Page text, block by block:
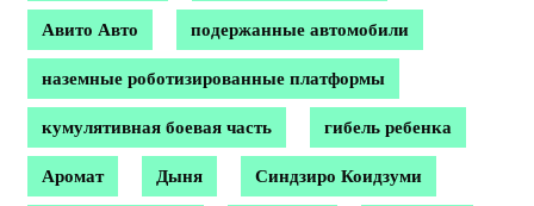
Авито Авто подержанные автомобили
наземные роботизированные платформы
кумулятивная боевая часть гибель ребенка
Аромат Дыня Синдзиро Коидзуми